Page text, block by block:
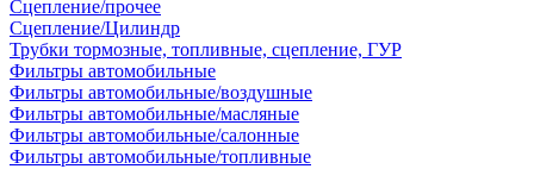
Сцепление/прочее
Сцепление/Цилиндр
Трубки тормозные, топливные, сцепление, ГУР
Фильтры автомобильные
Фильтры автомобильные/воздушные
Фильтры автомобильные/масляные
Фильтры автомобильные/салонные
Фильтры автомобильные/топливные